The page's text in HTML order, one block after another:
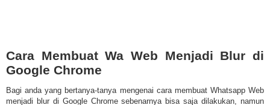
Cara Membuat Wa Web Menjadi Blur di
Google Chrome
Bagi anda yang bertanya-tanya mengenai cara membuat Whatsapp Web
menjadi blur di Google Chrome sebenarnya bisa saja dilakukan, namun